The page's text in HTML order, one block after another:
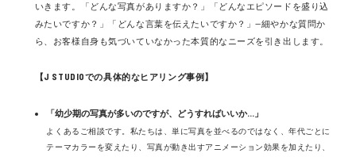
いきます。「どんな写真がありますか？」「どんなエピソードを盛り込
みたいですか？」「どんな言葉を伝えたいですか？」—細やかな質問か
ら、お客様自身も気づいていなかった本質的なニーズを引き出します。
【J STUDIOでの具体的なヒアリング事例】
「幼少期の写真が多いのですが、どうすればいいか…」
よくあるご相談です。私たちは、単に写真を並べるのではなく、年代ごとに
テーマカラーを変えたり、写真が動き出すアニメーション効果を加えたり、